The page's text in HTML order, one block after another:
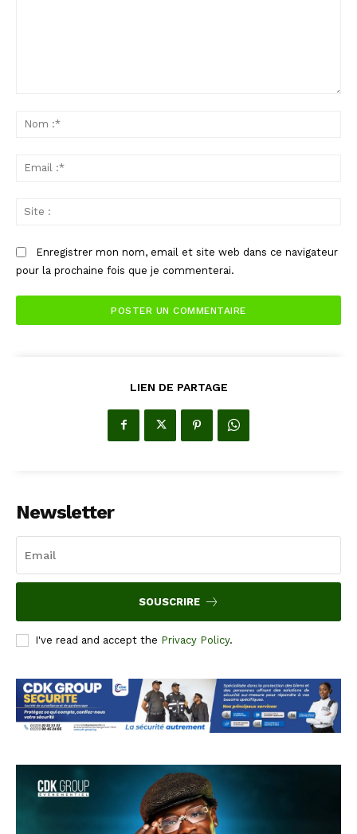
Enregistrer mon nom, email et site web dans ce navigateur
pour la prochaine fois que je commenterai.
LIEN DE PARTAGE
Newsletter
SOUSCRIRE
I've read and accept the Privacy Policy.